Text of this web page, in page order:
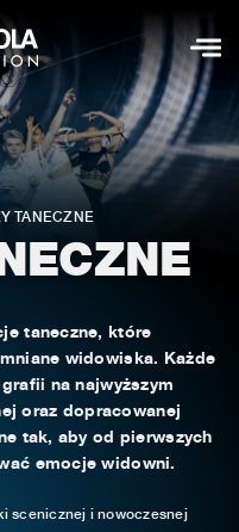
TANECZNE
taneczne, które
widowiska. Każde
na najwyższym
oraz dopracowanej
tak, aby od pierwszych
emocje widowni.
scenicznej i nowoczesnej